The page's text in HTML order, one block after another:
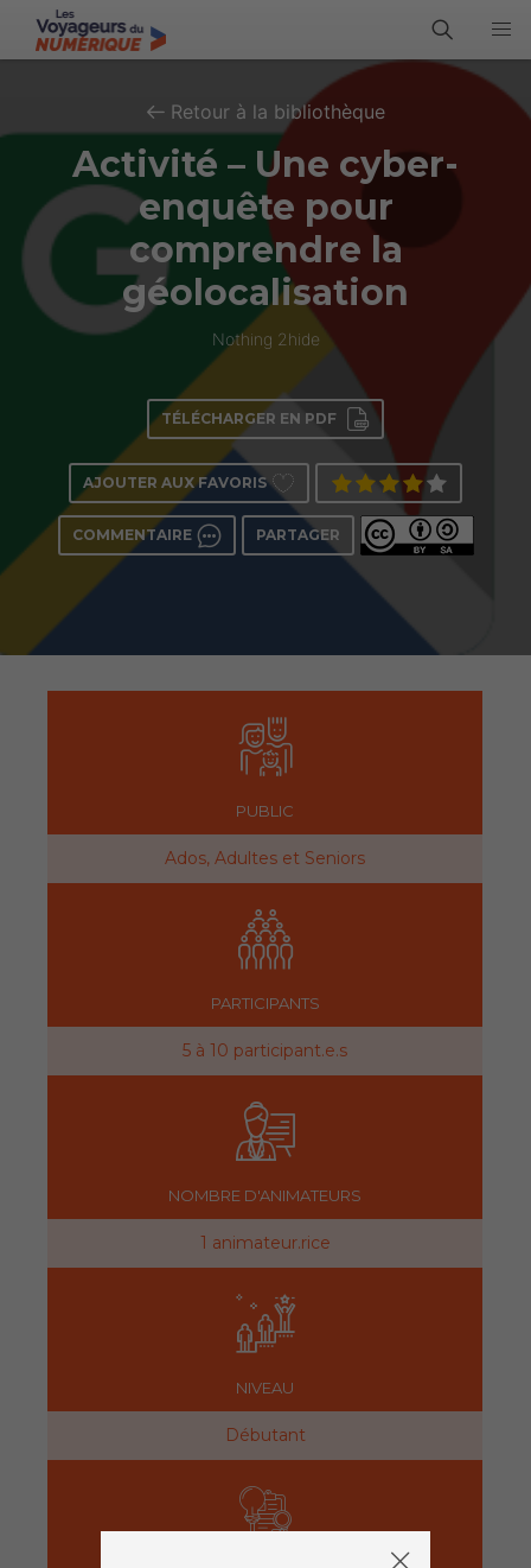
Retour à la bibliothèque
Activité – Une cyber-
enquête pour
comprendre la
géolocalisation
Nothing 2hide
TÉLÉCHARGER EN PDF
AJOUTER AUX FAVORIS
COMMENTAIRE PARTAGER
PUBLIC
Ados, Adultes et Seniors
PARTICIPANTS
5 à 10 participant.e.s
NOMBRE D'ANIMATEURS
1 animateur.rice
NIVEAU
Débutant